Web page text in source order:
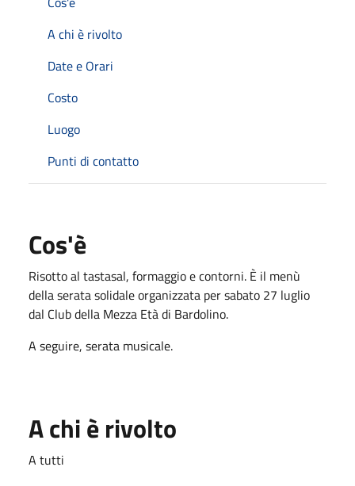
A chi è rivolto
Date e Orari
Costo
Luogo
Punti di contatto
Cos'è
Risotto al tastasal, formaggio e contorni. È il menù
della serata solidale organizzata per sabato 27 luglio
dal Club della Mezza Età di Bardolino.
A seguire, serata musicale.
A chi è rivolto
A tutti